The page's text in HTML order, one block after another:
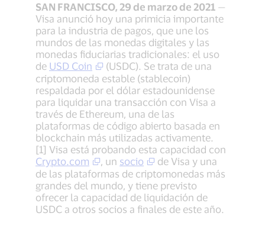
SAN FRANCISCO, 29 de marzo de 2021 —
Visa anunció hoy una primicia importante
para la industria de pagos, que une los
mundos de las monedas digitales y las
monedas fiduciarias tradicionales: el uso
de USD Coin
(USDC). Se trata de una
criptomoneda estable (stablecoin)
respaldada por el dólar estadounidense
para liquidar una transacción con Visa a
través de Ethereum, una de las
plataformas de código abierto basada en
blockchain más utilizadas activamente.
[1] Visa está probando esta capacidad con
Crypto.com
, un socio
de Visa y una
de las plataformas de criptomonedas más
grandes del mundo, y tiene previsto
ofrecer la capacidad de liquidación de
USDC a otros socios a finales de este año.